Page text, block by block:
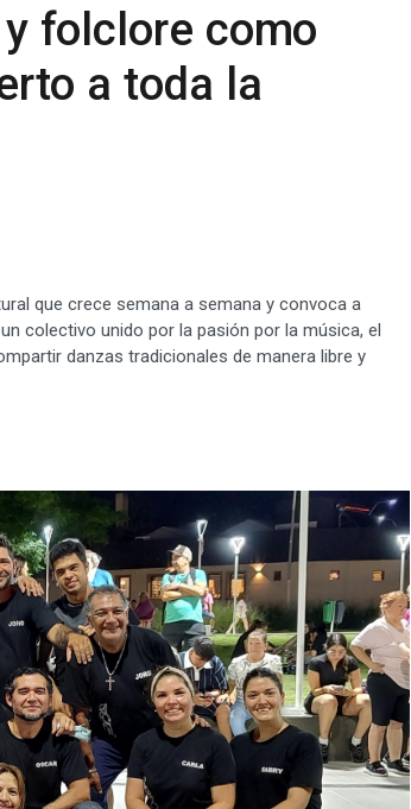
folclore como
a toda la
que crece semana a semana y convoca a
colectivo unido por la pasión por la música, el
danzas tradicionales de manera libre y